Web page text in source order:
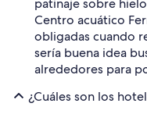
patinaje sobre
Centro acuático
obligadas cuando
sería buena idea
alrededores para
¿Cuáles son los